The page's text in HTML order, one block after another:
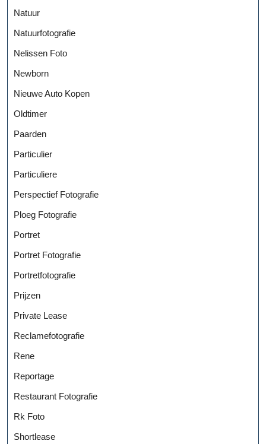
Natuur
Natuurfotografie
Nelissen Foto
Newborn
Nieuwe Auto Kopen
Oldtimer
Paarden
Particulier
Particuliere
Perspectief Fotografie
Ploeg Fotografie
Portret
Portret Fotografie
Portretfotografie
Prijzen
Private Lease
Reclamefotografie
Rene
Reportage
Restaurant Fotografie
Rk Foto
Shortlease